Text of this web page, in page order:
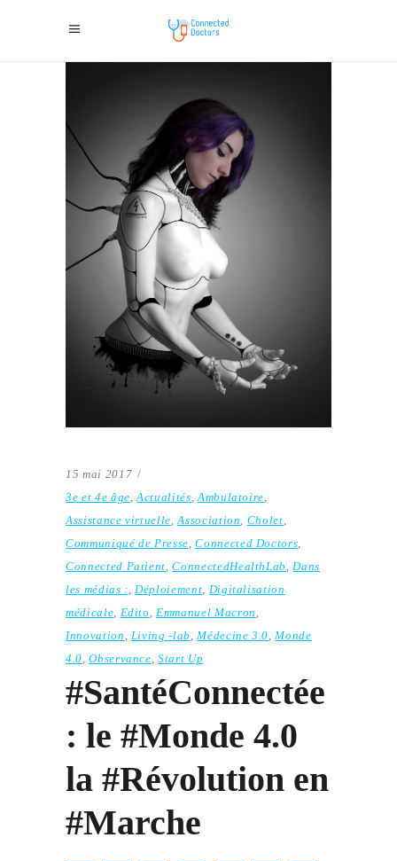
15 mai 2017
3e et 4e âge,Actualités,Ambulatoire,
Assistance virtuelle,Association, Cholet,
Communiqué de Presse,Connected Doctors,
Connected Patient,ConnectedHealthLab ,Dans
les médias :,Déploiement, Digitalisation
médicale, Edito ,Emmanuel Macron ,
Innovation , Living -lab ,Médecine 3.0,Monde
4.0,Observance,Start Up
#SantéConnectée
: le #Monde 4.0
la #Révolution en
#Marche